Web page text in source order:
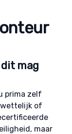
mag
prima zelf
wettelijk of
maar